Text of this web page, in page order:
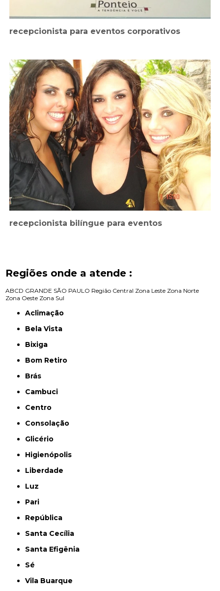
recepcionista para eventos corporativos
recepcionista bilíngue para eventos
Regiões onde a atende :
ABCD GRANDE SÃO PAULO Região Central Zona Leste Zona Norte
Zona Oeste Zona Sul
Aclimação
Bela Vista
Bixiga
Bom Retiro
Brás
Cambuci
Centro
Consolação
Glicério
Higienópolis
Liberdade
Luz
Pari
República
Santa Cecília
Santa Efigênia
Sé
Vila Buarque